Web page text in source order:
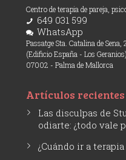
Centro de terapia de pareja,
649 031 599
WhatsApp
Passatge Sta. Catalina de Sena,
(Edificio España - Los Geranios)
07002 - Palma de Mallorca
Artículos recientes
Las disculpas de
odiarte: ¿todo vale
¿Cuándo ir a